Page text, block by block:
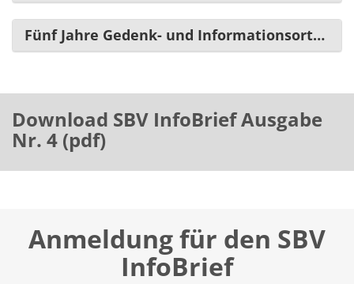
Fünf Jahre Gedenk- und Informationsort…
Download SBV InfoBrief Ausgabe
Nr. 4 (pdf)
Anmeldung für den SBV
InfoBrief